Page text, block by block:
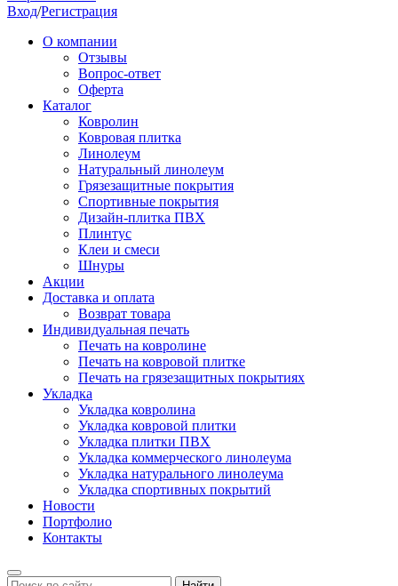
https://kuraschool.ru/
для
быстрого
Вход/Регистрация
О компании
Отзывы
Вопрос-ответ
Оферта
Каталог
Ковролин
Ковровая плитка
Линолеум
Натуральный линолеум
Грязезащитные покрытия
Спортивные покрытия
Дизайн-плитка ПВХ
Плинтус
Клеи и смеси
Шнуры
Акции
Доставка и оплата
Возврат товара
Индивидуальная печать
Печать на ковролине
Печать на ковровой плитке
Печать на грязезащитных покрытиях
Укладка
Укладка ковролина
Укладка ковровой плитки
Укладка плитки ПВХ
Укладка коммерческого линолеума
Укладка натурального линолеума
Укладка спортивных покрытий
Новости
Портфолио
Контакты